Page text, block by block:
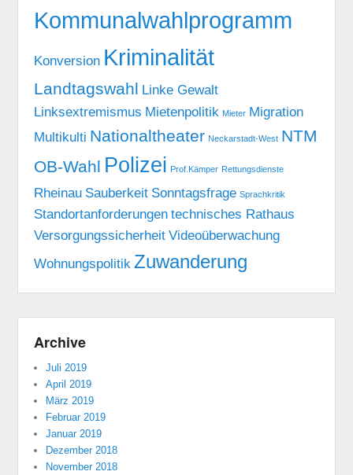
Kommunalwahlprogramm
Konversion Kriminalität
Landtagswahl Linke Gewalt
Linksextremismus Mietenpolitik Mieter Migration
Multikulti Nationaltheater Neckarstadt-West NTM
OB-Wahl Polizei Prof.Kämper Rettungsdienste
Rheinau Sauberkeit Sonntagsfrage Sprachkritik
Standortanforderungen technisches Rathaus
Versorgungssicherheit Videoüberwachung
Wohnungspolitik Zuwanderung
Archive
Juli 2019
April 2019
März 2019
Februar 2019
Januar 2019
Dezember 2018
November 2018